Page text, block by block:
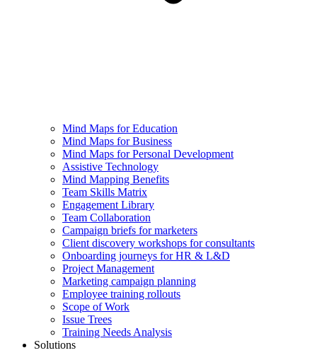
Mind Maps for Education
Mind Maps for Business
Mind Maps for Personal Development
Assistive Technology
Mind Mapping Benefits
Team Skills Matrix
Engagement Library
Team Collaboration
Campaign briefs for marketers
Client discovery workshops for consultants
Onboarding journeys for HR & L&D
Project Management
Marketing campaign planning
Employee training rollouts
Scope of Work
Issue Trees
Training Needs Analysis
Solutions